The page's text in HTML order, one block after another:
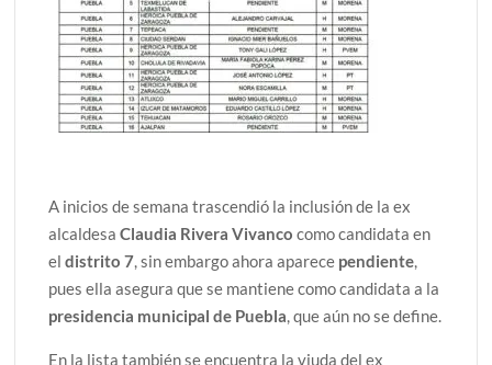
A inicios de semana trascendió la inclusión de la ex
alcaldesaClaudia Rivera Vivanco como candidata en
eldistrito 7 , sin embargo ahora aparece pendiente
pues ella asegura que se mantiene como candidata a la
presidencia municipal de Puebla , que aún no se define.
En la lista también se encuentra la viuda del ex